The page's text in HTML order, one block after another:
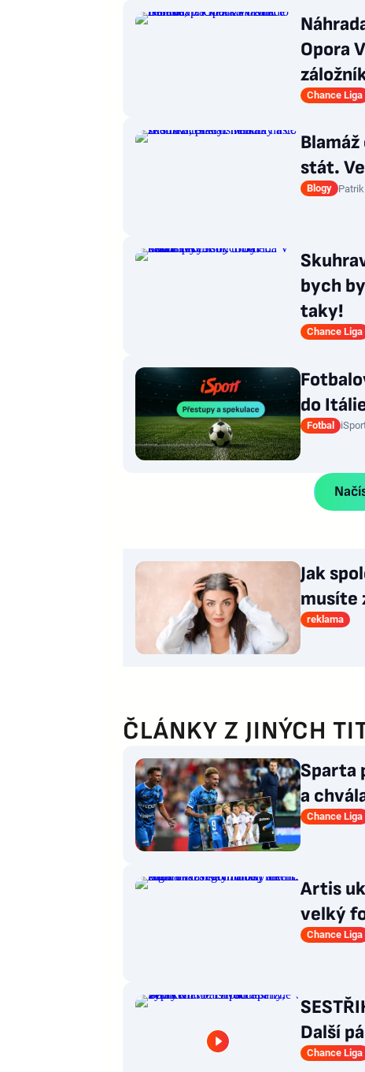
Opora
Chance Liga
stát.
Blogy
bych
taky!
Chance Liga
do
Fotbal
Jak
musíte
reklama
ČLÁNKY Z JINÝCH
Sparta
a
Chance Liga
Artis
velký
ale má
Chance Liga
Další
Chance Liga